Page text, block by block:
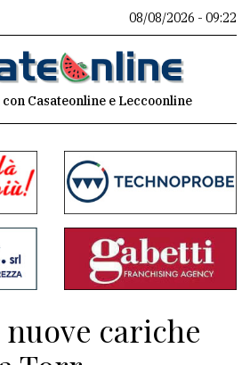
08/08/2026 - 09:22
Casateonline e Leccoonline
cariche